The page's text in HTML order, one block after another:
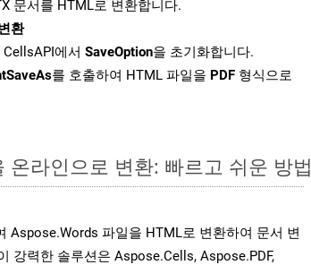
문서를 HTML로 변환합니다.
환
에서 SaveOption을 초기화합니다.
를 호출하여 HTML 파일을 PDF 형식으로
온라인으로 변환: 빠르고 쉬운 방법
Aspose.Words 파일을 HTML로 변환하여 문서 변
강력한 솔루션은 Aspose.Cells, Aspose.PDF,